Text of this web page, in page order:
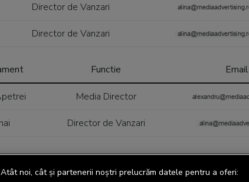
Director de Vanzari
Director de Vanzari
Functie Email
Media Director
Director de Vanzari
Atât noi, cât și partenerii noștri prelucrăm datele pentru a oferi: